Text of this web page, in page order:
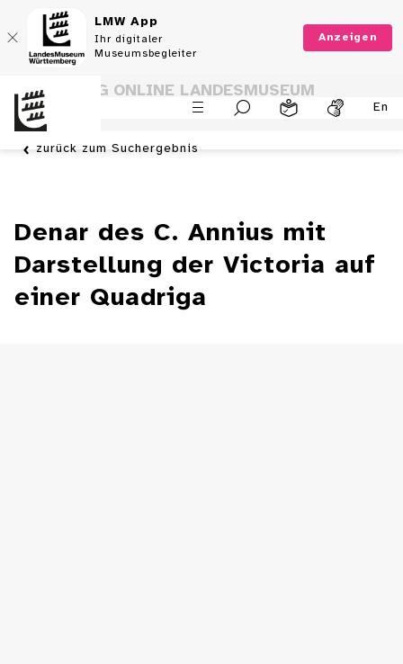
LMW App
Ihr digitaler
Museumsbegleiter
Anzeigen
En
SAMMLUNG ONLINE LANDESMUSEUM
WÜRTTEMBERG
zurück zum Suchergebnis
Denar des C. Annius mit
Darstellung der Victoria auf
einer Quadriga